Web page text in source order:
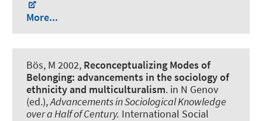
More...
Bös, M 2002, Reconceptualizing Modes of
Belonging: advancements in the sociology of
ethnicity and multiculturalism. in N Genov
(ed.),Advancements in Sociological Knowledge
over a Half of Century. International Social